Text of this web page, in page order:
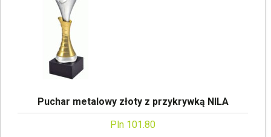
Puchar metalowy złoty z przykrywką NILA
Pln 101.80